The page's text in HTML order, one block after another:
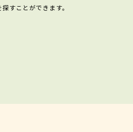
すことができます。